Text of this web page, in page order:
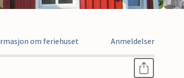
om feriehuset Anmeldelser